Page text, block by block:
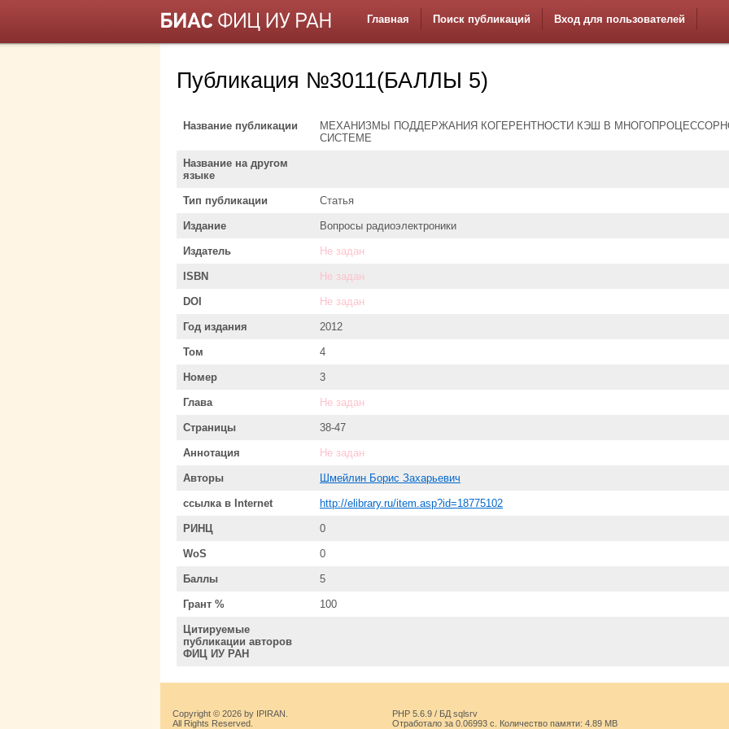
Главная Поиск публикаций Вход для пользователей
Публикация №3011(БАЛЛЫ 5)
Название публикации
МЕХАНИЗМЫ ПОДДЕРЖАНИЯ КОГЕРЕНТНОСТИ КЭШ В
СИСТЕМЕ
Название на другом
языке
Тип публикации Статья
Издание Вопросы радиоэлектроники
Издатель Не задан
ISBN Не задан
DOI Не задан
Год издания 2012
Том 4
Номер 3
Глава Не задан
Страницы 38-47
Аннотация Не задан
Авторы Шмейлин Борис Захарьевич
ссылка в Internet http://elibrary.ru/item.asp?id=18775102
РИНЦ 0
WoS 0
Баллы 5
Грант % 100
Цитируемые
публикации авторов
ФИЦ ИУ РАН
Copyright © 2026 by IPIRAN.
All Rights Reserved.
PHP 5.6.9 / БД sqlsrv
Отработало за 0.06993 с. Количество памяти: 4.89 MB